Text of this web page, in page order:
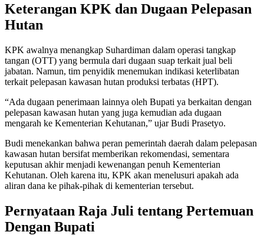
Keterangan KPK dan Dugaan Pelepasan
Hutan
KPK awalnya menangkap Suhardiman dalam operasi tangkap
tangan (OTT) yang bermula dari dugaan suap terkait jual beli
jabatan. Namun, tim penyidik menemukan indikasi keterlibatan
terkait pelepasan kawasan hutan produksi terbatas (HPT).
“Ada dugaan penerimaan lainnya oleh Bupati ya berkaitan dengan
pelepasan kawasan hutan yang juga kemudian ada dugaan
mengarah ke Kementerian Kehutanan,” ujar Budi Prasetyo.
Budi menekankan bahwa peran pemerintah daerah dalam pelepasan
kawasan hutan bersifat memberikan rekomendasi, sementara
keputusan akhir menjadi kewenangan penuh Kementerian
Kehutanan. Oleh karena itu, KPK akan menelusuri apakah ada
aliran dana ke pihak-pihak di kementerian tersebut.
Pernyataan Raja Juli tentang Pertemuan
Dengan Bupati